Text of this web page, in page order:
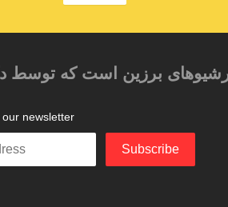
برزین است که توسط
newsletter
Subscribe